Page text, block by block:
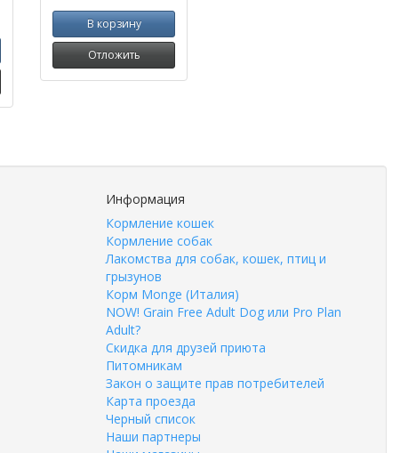
В корзину
Отложить
Информация
Кормление кошек
Кормление собак
Лакомства для собак, кошек, птиц и
грызунов
Корм Monge (Италия)
NOW! Grain Free Adult Dog или Pro Plan
Adult?
Скидка для друзей приюта
Питомникам
Закон о защите прав потребителей
Карта проезда
Черный список
Наши партнеры